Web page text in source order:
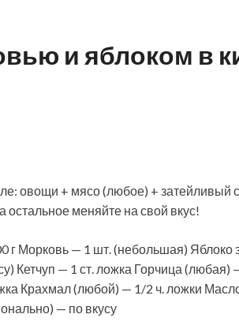
и яблоком в
овощи + мясо (любое) + затейливый
меняйте на свой вкус!
г Морковь — 1 шт.(небольшая) Яблоко
Кетчуп — 1 ст. ложка Горчица (любая)
Крахмал (любой) — 1/2 ч. ложки
— по вкусу